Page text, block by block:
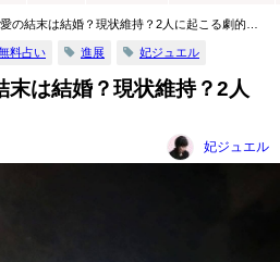
の結末は結婚？現状維持？2人に起こる劇的変
料占い 進展 妃ジュエル
末は結婚？現状維持？2人
妃ジュエル